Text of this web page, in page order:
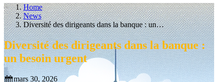
Home
News
Diversité des dirigeants dans la banque : un…
Diversité des dirigeants dans la banque :
un besoin urgent
mars 30, 2026